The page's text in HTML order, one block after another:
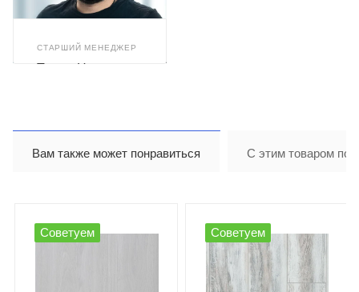
СТАРШИЙ МЕНЕДЖЕР
Тимур Назиров
Вам также может понравиться С этим товаром
Советуем Советуем